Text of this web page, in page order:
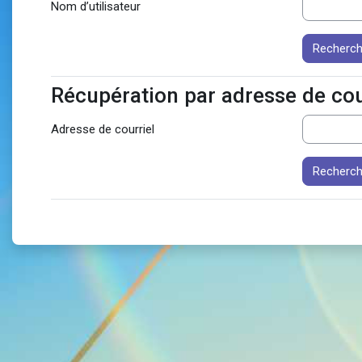
Nom d’utilisateur
Récupération par adresse de
Récupération par adresse de
Adresse de courriel